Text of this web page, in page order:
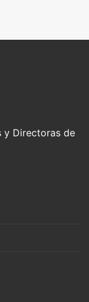
y Directoras de